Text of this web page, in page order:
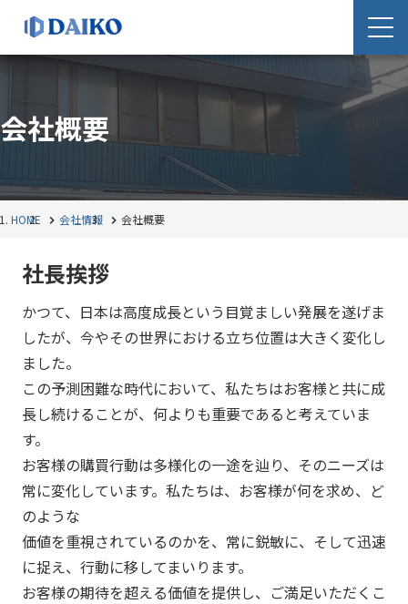
会社概要
HOME 会社情報 会社概要
社長挨拶
かつて、日本は高度成長という目覚ましい発展を遂げま
したが、今やその世界における立ち位置は大きく変化し
ました。
この予測困難な時代において、私たちはお客様と共に成
長し続けることが、何よりも重要であると考えていま
す。
お客様の購買行動は多様化の一途を辿り、そのニーズは
常に変化しています。私たちは、お客様が何を求め、ど
のような
価値を重視されているのかを、常に鋭敏に、そして迅速
に捉え、行動に移してまいります。
お客様の期待を超える価値を提供し、ご満足いただくこ